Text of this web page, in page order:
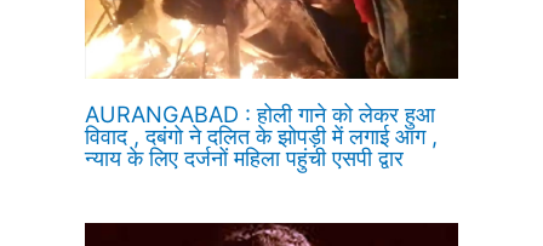
AURANGABAD : होली गाने को लेकर हुआ
विवाद , दबंगो ने दलित के झोपड़ी में लगाई आग ,
न्याय के लिए दर्जनों महिला पहुंची एसपी द्वार